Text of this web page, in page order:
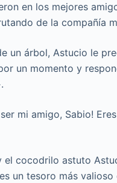
en los mejores
de la compañía
un árbol, Astucio le
un momento y
mi amigo, Sabio!
cocodrilo astuto
un tesoro más